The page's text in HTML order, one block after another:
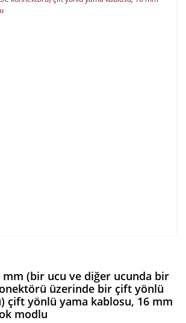
mm (bir ucu ve diğer ucunda bir
üzerinde bir çift yönlü
çift yönlü yama kablosu, 16 mm
modlu